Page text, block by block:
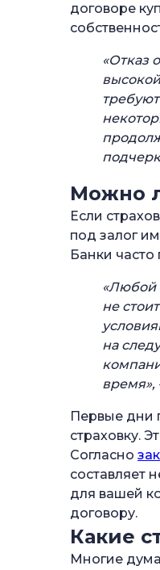
договоре
«Отказ
Можно
Если
под залог
Банки часто
«Любой
не
на
время»,
Первые дни
страховку.
Согласно
составляет
для вашей
договору.
Какие
Многие